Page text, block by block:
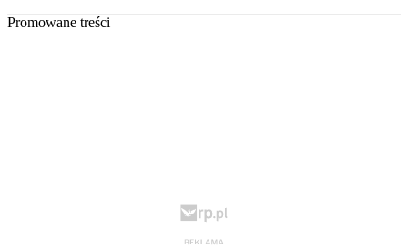
Promowane treści